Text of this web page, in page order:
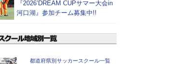
『2026’DREAM CUPサマー大会in
河口湖』参加チーム募集中!!
都道府県別サッカースクール一覧